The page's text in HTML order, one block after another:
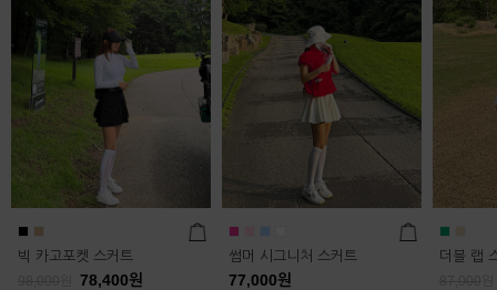
빅 카고포켓 스커트
78,400원
썸머 시그니처 스커트
77,000원
더블 랩